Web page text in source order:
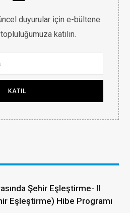
duyurular için e-bültene
katılın.
Şehir Eşleştirme- II
Eşleştirme) Hibe Programı